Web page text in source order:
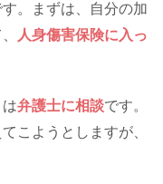
。まずは、自分の加
人身傷害保険に入っ
弁護士に相談です。
こようとしますが、